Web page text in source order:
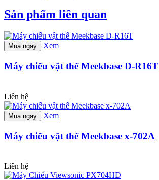
Sản phẩm liên quan
Mua ngay Xem
Máy chiếu vật thể Meekbase D-R16T
Liên hệ
Mua ngay Xem
Máy chiếu vật thể Meekbase x-702A
Liên hệ